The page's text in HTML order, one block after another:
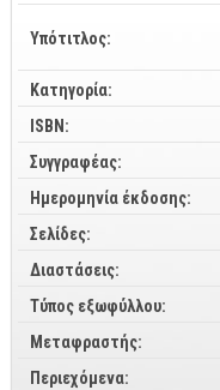
Photoshop
After Effects
Illustrator
CorelDraw
3ds max
AutoCAD
Υπότιτλος:
Κατηγορία:
ISBN:
Συγγραφέας:
Ημερομηνία έκδοσης:
Σελίδες:
Διαστάσεις:
Τύπος εξωφύλλου:
Μεταφραστής:
Περιεχόμενα: